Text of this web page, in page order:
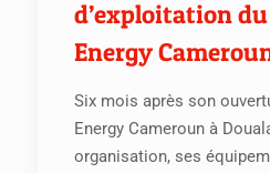
d’exploitation
Energy
Six mois après son
Energy Cameroun à
organisation, ses